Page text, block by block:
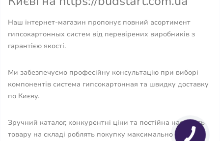
Наш інтернет-магазин пропонує повний асортимент
гипсокартонных систем від перевірених виробників з
гарантією якості.
Ми забезпечуємо професійну консультацію при виборі
компонентів система гипсокартонная та швидку доставку
по Києву.
Зручний каталог, конкурентні ціни та постійна наявність
товару на складі роблять покупку максимально